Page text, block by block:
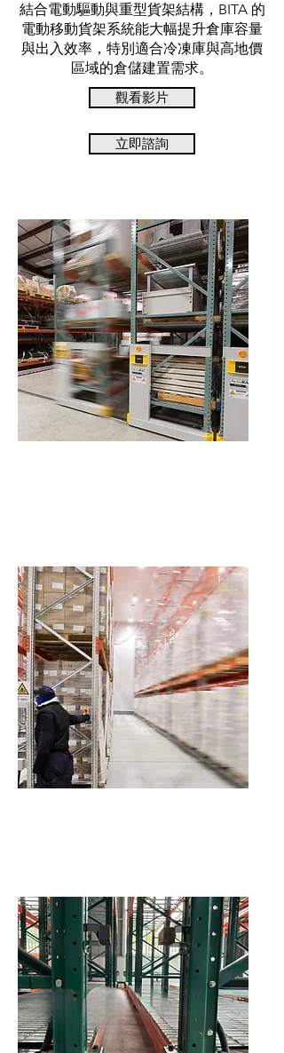
結合電動驅動與重型貨架結構，BITA 的
電動移動貨架系統能大幅提升倉庫容量
與出入效率，特別適合冷凍庫與高地價
區域的倉儲建置需求。
觀看影片
立即諮詢